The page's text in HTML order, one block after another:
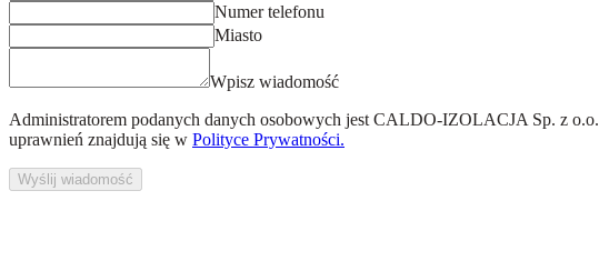
Numer telefonu
Miasto
Wpisz wiadomość
Administratorem podanych danych osobowych jest CALDO-IZOLACJA Sp. z o.o.
uprawnień znajdują się w Polityce Prywatności.
Wyślij wiadomość